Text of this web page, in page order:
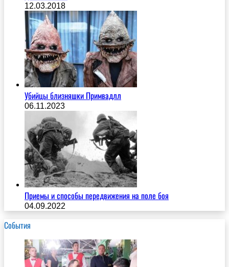
12.03.2018
Убийцы близняшки Примвадлл
06.11.2023
Приемы и способы передвижения на поле боя
04.09.2022
События